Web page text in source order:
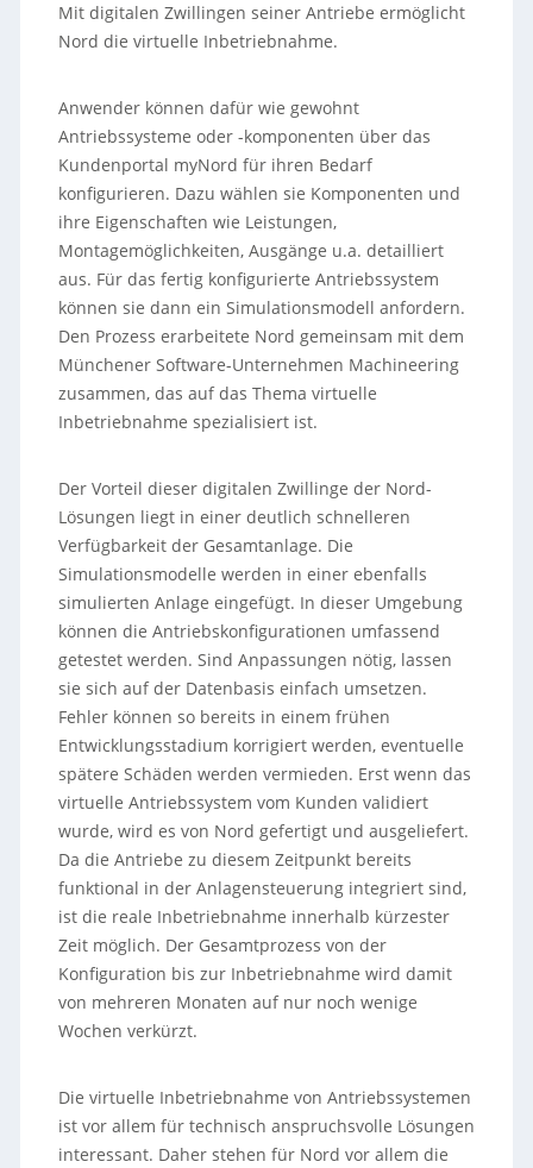
Mit digitalen Zwillingen seiner Antriebe ermöglicht
Nord die virtuelle Inbetriebnahme.
Anwender können dafür wie gewohnt
Antriebssysteme oder -komponenten über das
Kundenportal myNord für ihren Bedarf
konfigurieren. Dazu wählen sie Komponenten und
ihre Eigenschaften wie Leistungen,
Montagemöglichkeiten, Ausgänge u.a. detailliert
aus. Für das fertig konfigurierte Antriebssystem
können sie dann ein Simulationsmodell anfordern.
Den Prozess erarbeitete Nord gemeinsam mit dem
Münchener Software-Unternehmen Machineering
zusammen, das auf das Thema virtuelle
Inbetriebnahme spezialisiert ist.
Der Vorteil dieser digitalen Zwillinge der Nord-
Lösungen liegt in einer deutlich schnelleren
Verfügbarkeit der Gesamtanlage. Die
Simulationsmodelle werden in einer ebenfalls
simulierten Anlage eingefügt. In dieser Umgebung
können die Antriebskonfigurationen umfassend
getestet werden. Sind Anpassungen nötig, lassen
sie sich auf der Datenbasis einfach umsetzen.
Fehler können so bereits in einem frühen
Entwicklungsstadium korrigiert werden, eventuelle
spätere Schäden werden vermieden. Erst wenn das
virtuelle Antriebssystem vom Kunden validiert
wurde, wird es von Nord gefertigt und ausgeliefert.
Da die Antriebe zu diesem Zeitpunkt bereits
funktional in der Anlagensteuerung integriert sind,
ist die reale Inbetriebnahme innerhalb kürzester
Zeit möglich. Der Gesamtprozess von der
Konfiguration bis zur Inbetriebnahme wird damit
von mehreren Monaten auf nur noch wenige
Wochen verkürzt.
Die virtuelle Inbetriebnahme von Antriebssystemen
ist vor allem für technisch anspruchsvolle Lösungen
interessant. Daher stehen für Nord vor allem die